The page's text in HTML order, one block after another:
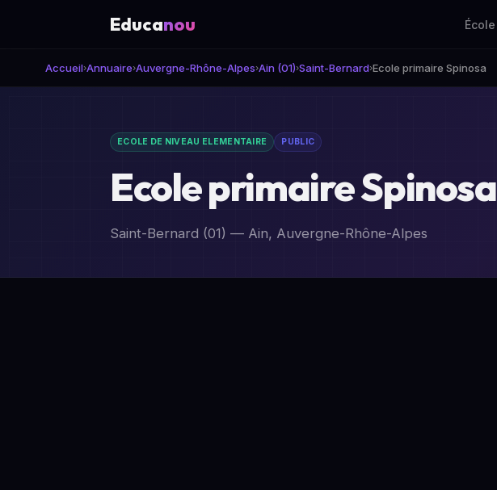
Educanou École
Accueil›Annuaire›Auvergne-Rhône-Alpes›Ain (01)›Saint-Bernard›Ecole primaire Spinosa
ECOLE DE NIVEAU ELEMENTAIRE PUBLIC
Ecole primaire Spinosa
Saint-Bernard (01) — Ain, Auvergne-Rhône-Alpes